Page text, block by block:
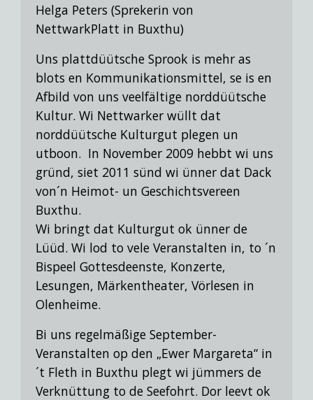
Helga Peters (Sprekerin von
NettwarkPlatt in Buxthu)
Uns plattdüütsche Sprook is mehr as
blots en Kommunikationsmittel, se is en
Afbild von uns veelfältige norddüütsche
Kultur. Wi Nettwarker wüllt dat
norddüütsche Kulturgut plegen un
utboon. In November 2009 hebbt wi uns
gründ, siet 2011 sünd wi ünner dat Dack
von´n Heimot- un Geschichtsvereen
Buxthu.
Wi bringt dat Kulturgut ok ünner de
Lüüd. Wi lod to vele Veranstalten in, to ´n
Bispeel Gottesdeenste, Konzerte,
Lesungen, Märkentheater, Vörlesen in
Olenheime.
Bi uns regelmäßige September-
Veranstalten op den „Ewer Margareta“ in
´t Fleth in Buxthu plegt wi jümmers de
Verknüttung to de Seefohrt. Dor leevt ok